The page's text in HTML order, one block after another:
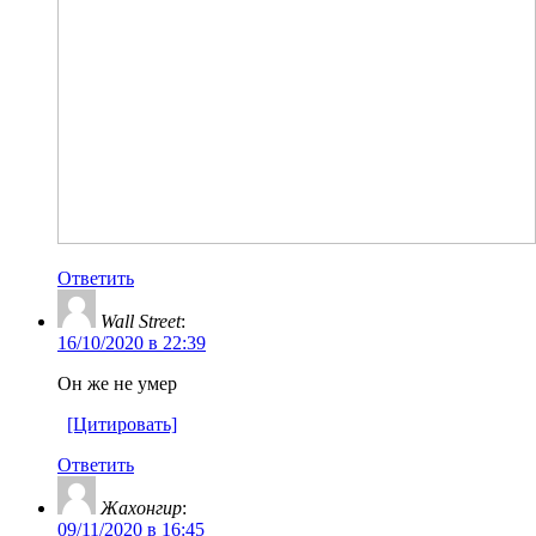
Ответить
Wall Street:
16/10/2020 в 22:39
Он же не умер
[Цитировать]
Ответить
Жахонгир:
09/11/2020 в 16:45